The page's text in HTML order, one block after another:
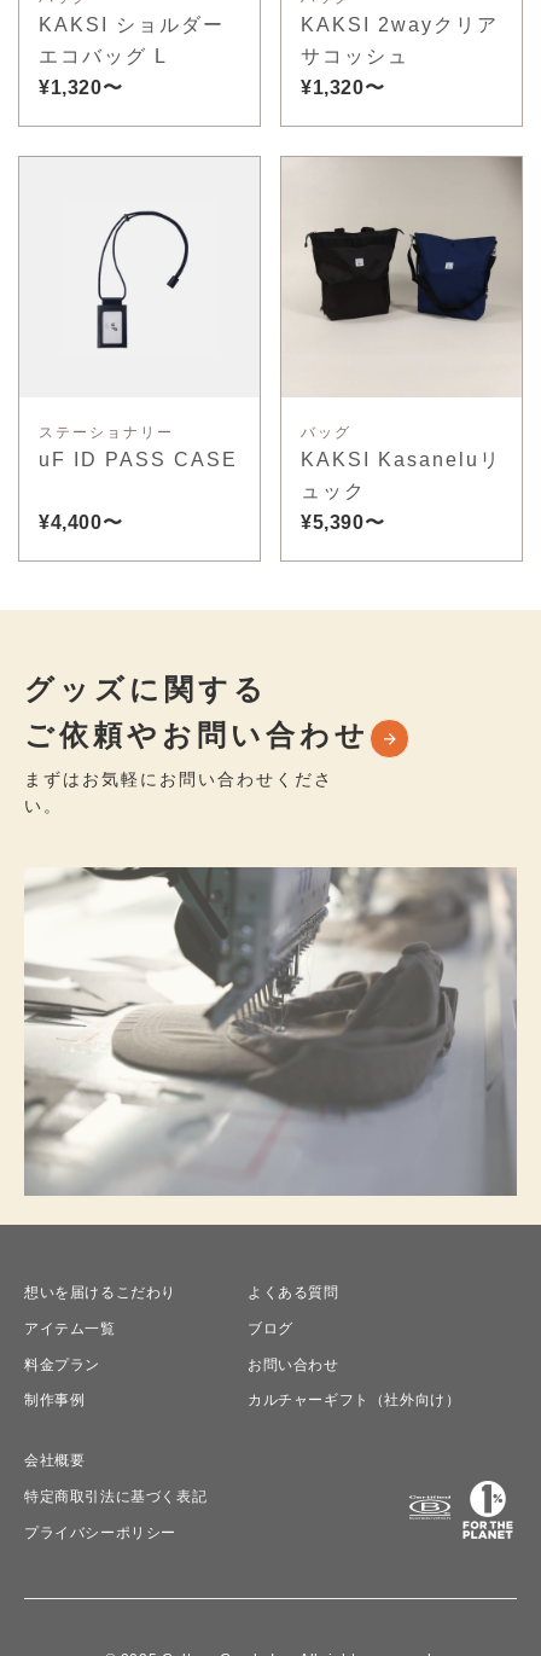
KAKSI ショルダー
エコバッグ L
¥1,320〜
KAKSI 2wayクリア
サコッシュ
¥1,320〜
ステーショナリー
uF ID PASS CASE
¥4,400〜
バッグ
KAKSI Kasaneluリ
ュック
¥5,390〜
グッズに関する
ご依頼やお問い合わせ
まずはお気軽にお問い合わせくださ
い。
想いを届けるこだわり
アイテム一覧
料金プラン
制作事例
よくある質問
ブログ
お問い合わせ
カルチャーギフト（社外向け）
会社概要
特定商取引法に基づく表記
プライバシーポリシー